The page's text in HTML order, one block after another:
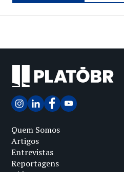
Quem Somos
Artigos
Entrevistas
Reportagens